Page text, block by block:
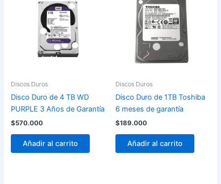
Discos Duros
Disco Duro de 4 TB WD
PURPLE 3 Años de Garantía
$570.000
Añadir al carrito
Discos Duros
Disco Duro de 1TB Toshiba
6 meses de garantía
$189.000
Añadir al carrito